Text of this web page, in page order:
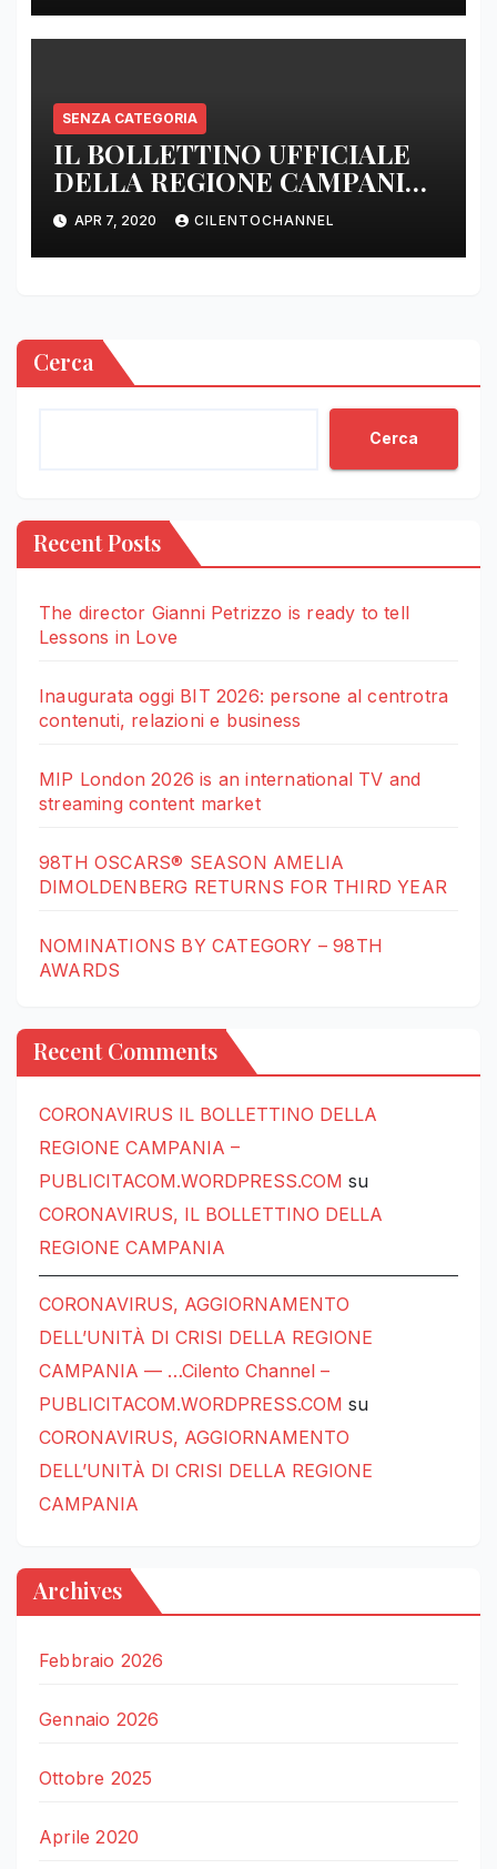
SENZA CATEGORIA
IL BOLLETTINO UFFICIALE
DELLA REGIONE CAMPANIA
DELLE ORE 22.00
APR 7, 2020 CILENTOCHANNEL
Cerca
Cerca
Recent Posts
The director Gianni Petrizzo is ready to tell
Lessons in Love
Inaugurata oggi BIT 2026: persone al centrotra
contenuti, relazioni e business
MIP London 2026 is an international TV and
streaming content market
98TH OSCARS® SEASON AMELIA
DIMOLDENBERG RETURNS FOR THIRD YEAR
NOMINATIONS BY CATEGORY – 98TH
AWARDS
Recent Comments
CORONAVIRUS IL BOLLETTINO DELLA
REGIONE CAMPANIA –
PUBLICITACOM.WORDPRESS.COM su
CORONAVIRUS, IL BOLLETTINO DELLA
REGIONE CAMPANIA
CORONAVIRUS, AGGIORNAMENTO
DELL’UNITÀ DI CRISI DELLA REGIONE
CAMPANIA — …Cilento Channel –
PUBLICITACOM.WORDPRESS.COM su
CORONAVIRUS, AGGIORNAMENTO
DELL’UNITÀ DI CRISI DELLA REGIONE
CAMPANIA
Archives
Febbraio 2026
Gennaio 2026
Ottobre 2025
Aprile 2020